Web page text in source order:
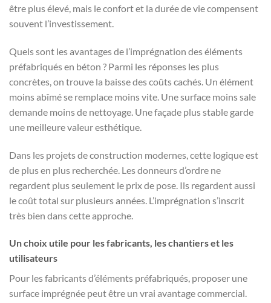
être plus élevé, mais le confort et la durée de vie compensent
souvent l’investissement.
Quels sont les avantages de l’imprégnation des éléments
préfabriqués en béton ? Parmi les réponses les plus
concrètes, on trouve la baisse des coûts cachés. Un élément
moins abîmé se remplace moins vite. Une surface moins sale
demande moins de nettoyage. Une façade plus stable garde
une meilleure valeur esthétique.
Dans les projets de construction modernes, cette logique est
de plus en plus recherchée. Les donneurs d’ordre ne
regardent plus seulement le prix de pose. Ils regardent aussi
le coût total sur plusieurs années. L’imprégnation s’inscrit
très bien dans cette approche.
Un choix utile pour les fabricants, les chantiers et les
utilisateurs
Pour les fabricants d’éléments préfabriqués, proposer une
surface imprégnée peut être un vrai avantage commercial.